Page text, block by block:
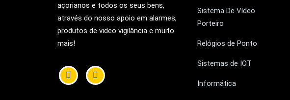
açorianos e todos os seus bens,
através do nosso apoio em alarmes,
produtos de video vigilância e muito
mais!
Sistema De Vídeo
Porteiro
Relógios de Ponto
Sistemas de IOT
Informática